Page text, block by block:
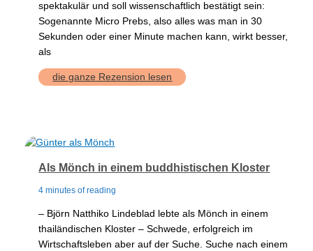
spektakulär und soll wissenschaftlich bestätigt sein:
Sogenannte Micro Prebs, also alles was man in 30
Sekunden oder einer Minute machen kann, wirkt besser,
als
Micro-
Preps
die ganze Rezension lesen
Als Mönch in einem buddhistischen Kloster
4 minutes of reading
– Björn Natthiko Lindeblad lebte als Mönch in einem
thailändischen Kloster – Schwede, erfolgreich im
Wirtschaftsleben aber auf der Suche. Suche nach einem